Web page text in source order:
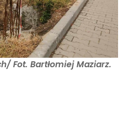
Fot. Bartłomiej Maziarz.